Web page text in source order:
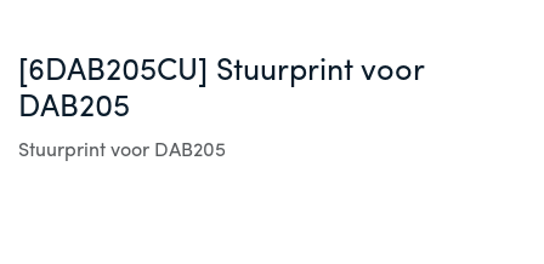
[6DAB205CU] Stuurprint voor
DAB205
Stuurprint voor DAB205